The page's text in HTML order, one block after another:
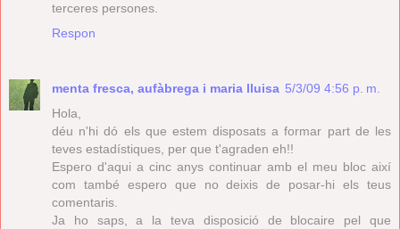
terceres persones.
Respon
menta fresca, aufàbrega i maria lluisa 5/3/09 4:56 p. m.
Hola,
déu n'hi dó els que estem disposats a formar part de les
teves estadístiques, per que t'agraden eh!!
Espero d'aqui a cinc anys continuar amb el meu bloc així
com també espero que no deixis de posar-hi els teus
comentaris.
Ja ho saps, a la teva disposició de blocaire pel que